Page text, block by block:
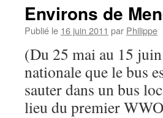
Environs de
Publié le 16 juin 2011 par Philippe
(Du 25 mai au 15
nationale que le bus
sauter dans un bus
lieu du premier